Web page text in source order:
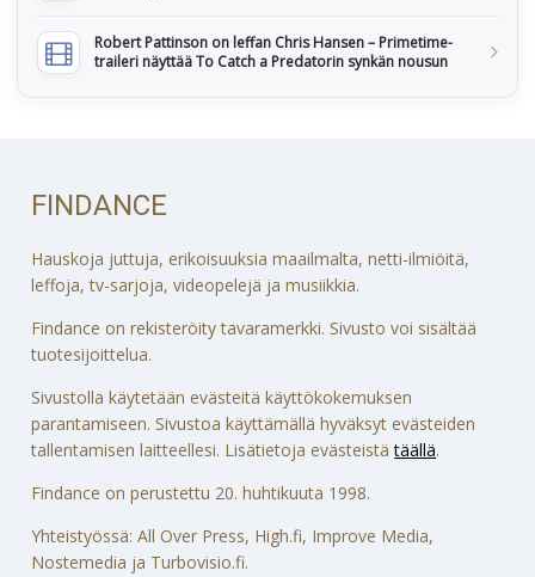
Robert Pattinson on leffan Chris Hansen – Primetime-
traileri näyttää To Catch a Predatorin synkän nousun
FINDANCE
Hauskoja juttuja, erikoisuuksia maailmalta, netti-ilmiöitä,
leffoja, tv-sarjoja, videopelejä ja musiikkia.
Findance on rekisteröity tavaramerkki. Sivusto voi sisältää
tuotesijoittelua.
Sivustolla käytetään evästeitä käyttökokemuksen
parantamiseen. Sivustoa käyttämällä hyväksyt evästeiden
tallentamisen laitteellesi. Lisätietoja evästeistätäällä.
Findance on perustettu 20. huhtikuuta 1998.
Yhteistyössä: All Over Press, High.fi, Improve Media,
Nostemedia ja Turbovisio.fi.